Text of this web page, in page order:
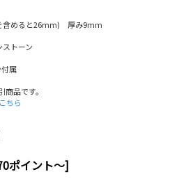
めると26mm) 厚み9mm
トーン
属
品です。
こちら
ポイント～]